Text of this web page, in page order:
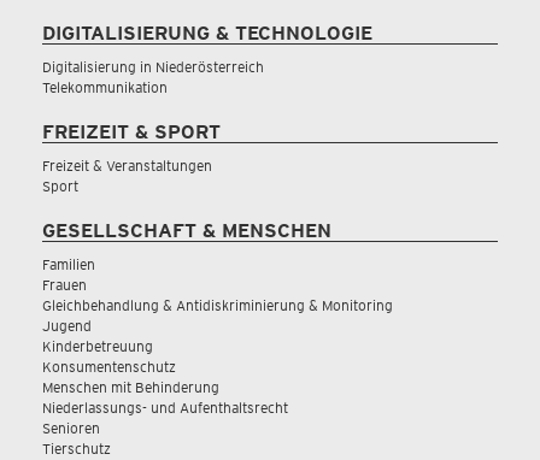
DIGITALISIERUNG & TECHNOLOGIE
Digitalisierung in Niederösterreich
Telekommunikation
FREIZEIT & SPORT
Freizeit & Veranstaltungen
Sport
GESELLSCHAFT & MENSCHEN
Familien
Frauen
Gleichbehandlung & Antidiskriminierung & Monitoring
Jugend
Kinderbetreuung
Konsumentenschutz
Menschen mit Behinderung
Niederlassungs- und Aufenthaltsrecht
Senioren
Tierschutz